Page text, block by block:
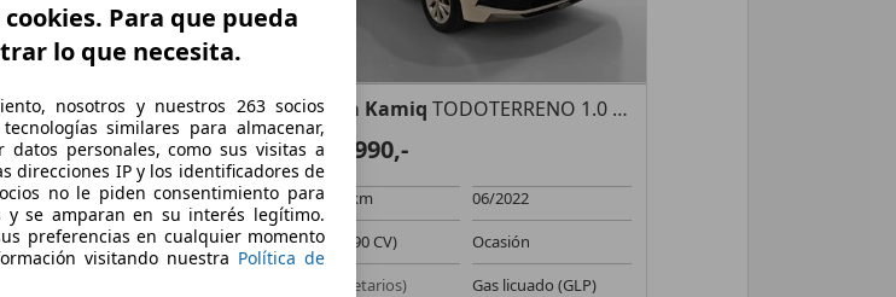
1.2 PURETECH 96KW (130CV) ACTIVE S&S
09/2017
Ocasión
Skoda Kamiq TODOTERRENO 1.0 TGI AMBITION 90 5P
€ 13.990,-
33.317 km
06/2022
66 kW (90 CV)
Ocasión
- (Propietarios)
Gas licuado (GLP)
Para que pueda
lo que necesita.
nosotros y nuestros 263 socios
similares para almacenar,
datos personales, como sus visitas a
direcciones IP y los identificadores de
no le piden consentimiento para
y se amparan en su interés legítimo.
preferencias en cualquier momento
visitando nuestra Política de